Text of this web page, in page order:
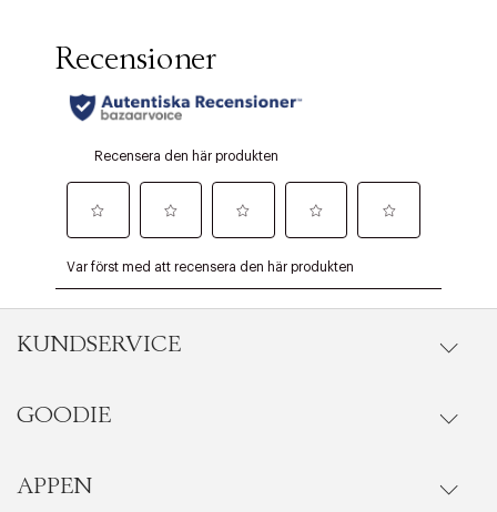
KUNDSERVICE
Onlineköp
Orderstatus
GOODIE
Förmåner
APPEN